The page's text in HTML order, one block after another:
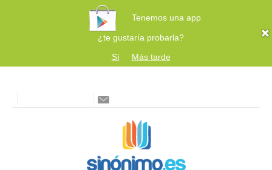
Tenemos una app
¿te gustaría probarla?
Sí
Más tarde